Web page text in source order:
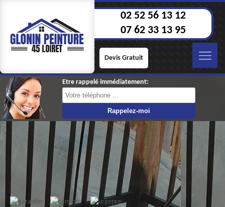
02 52 56 13 12
07 62 33 13 95
Devis Gratuit
Etre rappelé immédiatement: